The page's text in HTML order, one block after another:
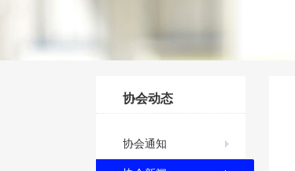
协会动态
协会通知